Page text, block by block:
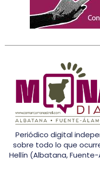
Periódico digital
sobre todo lo que
Hellín (Albatana,